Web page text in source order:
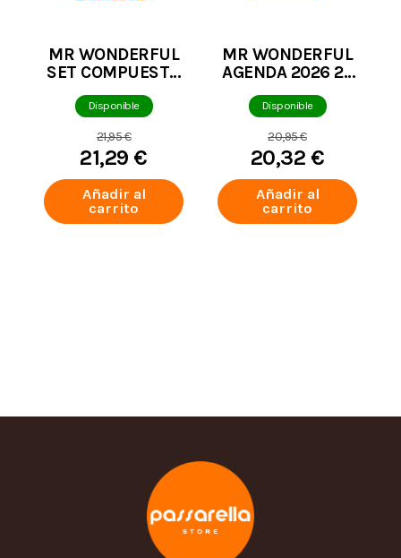
MR WONDERFUL
SET COMPUESTO
PEQUEÑA
Disponible
21,95 €
21,29 €
Añadir al
carrito
MR WONDERFUL
AGENDA 2026 27
Disponible
20,95 €
20,32 €
Añadir al
carrito